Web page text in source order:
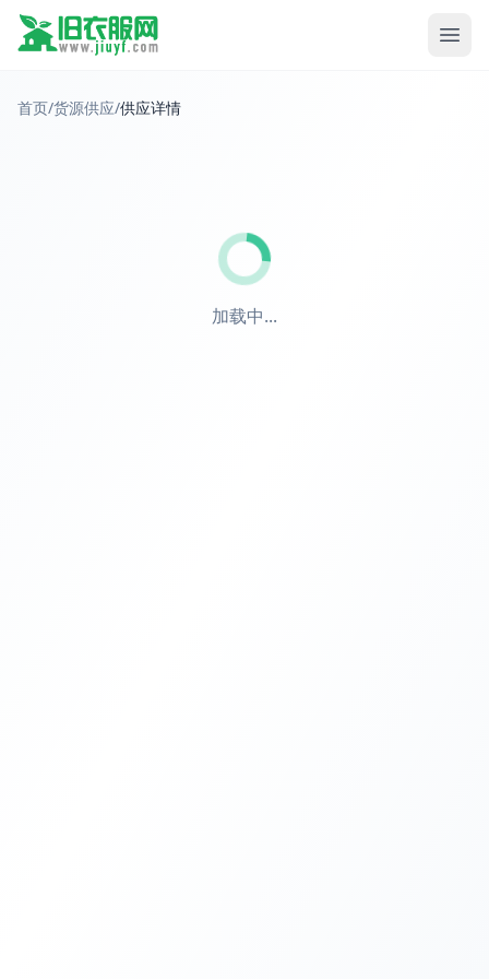
首页/货源供应/供应详情
加载中...